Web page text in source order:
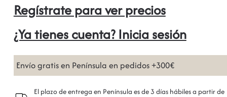
Regístrate para ver precios
¿Ya tienes cuenta? Inicia sesión
Envío gratis en Península en pedidos +300€
El plazo de entrega en Península es de 3 días hábiles a partir de